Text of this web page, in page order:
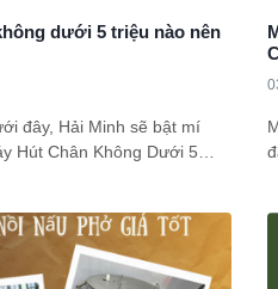
dưới 5 triệu nào nên
đây, Hải Minh sẽ bật mí
Hút Chân Không Dưới 5
khảo ngay nhé!